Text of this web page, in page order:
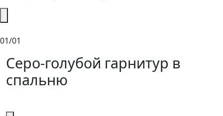
01/01
Серо-голубой гарнитур в
спальню